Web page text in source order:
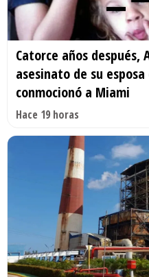
Catorce años
asesinato de su
conmocionó a Miami
Hace 19 horas